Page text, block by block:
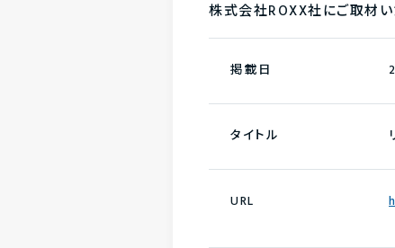
株式会社ROXX社にご取材
掲載日
タイトル
URL